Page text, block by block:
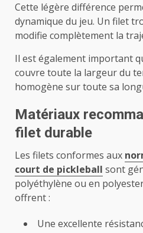
Cette légère différence
dynamique du jeu. Un filet
modifie complètement la
Il est également important
couvre toute la largeur du
homogène sur toute sa
Matériaux
filet durable
Les filets conformes aux
court de pickleball sont
polyéthylène ou en
offrent :
Une excellente